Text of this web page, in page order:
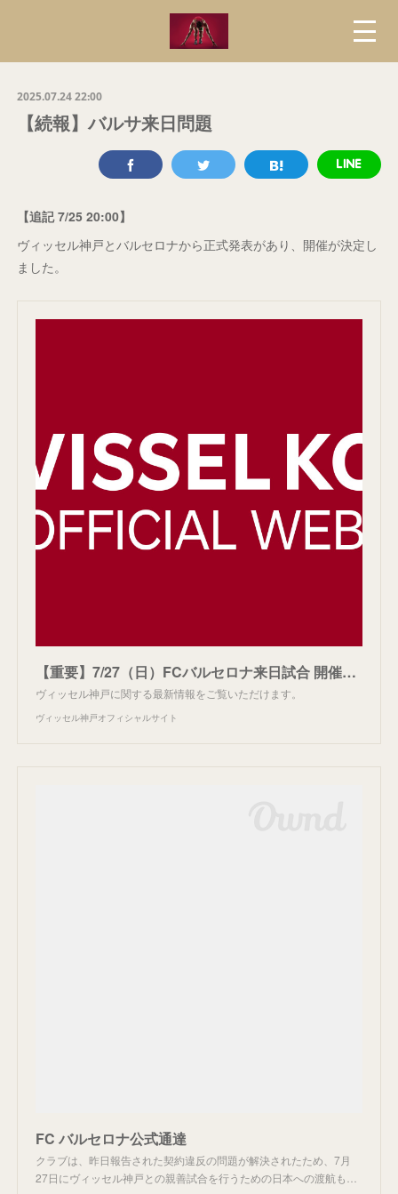
2025.07.24 22:00
【続報】バルサ来日問題
【追記 7/25 20:00】
ヴィッセル神戸とバルセロナから正式発表があり、開催が決定し
ました。
【重要】7/27（日）FCバルセロナ来日試合 開催決定のお知らせ
ヴィッセル神戸に関する最新情報をご覧いただけます。
ヴィッセル神戸オフィシャルサイト
FC バルセロナ公式通達
クラブは、昨日報告された契約違反の問題が解決されたため、7月
27日にヴィッセル神戸との親善試合を行うための日本への渡航も…